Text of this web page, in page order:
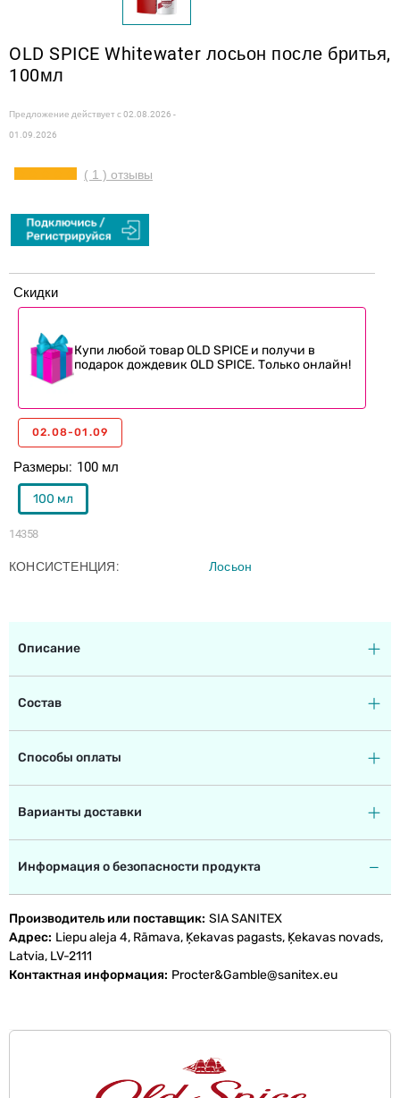
OLD SPICE Whitewater лосьон после бритья,
100мл
Предложение действует с02.08.2026 -
01.09.2026
( 1 ) отзывы
14358
Размеры 100 мл
100 мл
Скидки
Купи любой товар OLD SPICE и получи в
подарок дождевик OLD SPICE. Только онлайн!
02.08-01.09
КОНСИСТЕНЦИЯ Лосьон
Описание
Состав
Способы оплаты
Варианты доставки
Информация о безопасности продукта
Производитель или поставщик SIA SANITEX
Адрес Liepu aleja 4, Rāmava, Ķekavas pagasts, Ķekavas novads,
Latvia, LV-2111
Контактная информация Procter&Gamble@sanitex.eu